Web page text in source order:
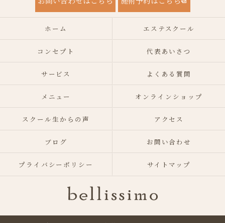
ホーム エステスクール
コンセプト 代表あいさつ
サービス よくある質問
メニュー オンラインショップ
スクール生からの声 アクセス
ブログ お問い合わせ
プライバシーポリシー サイトマップ